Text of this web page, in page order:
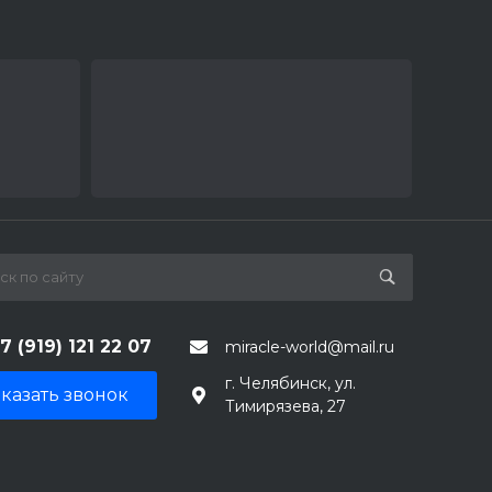
(919) 121 22 07 miracle-world@mail.ru
звонок
г. Челябинск, ул.
Тимирязева, 27